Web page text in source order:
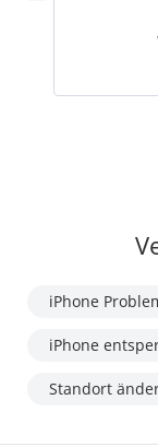
iPhone
iPhone
Standort